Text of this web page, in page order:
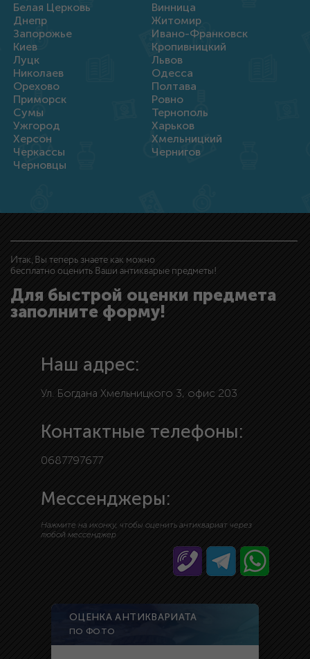
Белая Церковь
Винница
Днепр
Житомир
Запорожье
Ивано-Франковск
Киев
Кропивницкий
Луцк
Львов
Николаев
Одесса
Орехово
Полтава
Приморск
Ровно
Сумы
Тернополь
Ужгород
Харьков
Херсон
Хмельницкий
Черкассы
Чернигов
Черновцы
Итак, Вы теперь знаете как можно
бесплатно оценить Ваши антикварые предметы!
Для быстрой оценки предмета
заполните форму!
Наш адрес:
Ул. Богдана Хмельницкого 3, офис 203
Контактные телефоны:
0687797677
Мессенджеры:
Нажмите на иконку, чтобы оценить антиквариат через
любой мессенджер
ОЦЕНКА АНТИКВАРИАТА
ПО ФОТО